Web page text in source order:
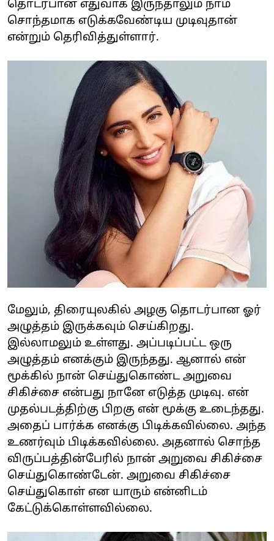
தொடர்பான எதுவாக இருந்தாலும் நாம்
சொந்தமாக எடுக்கவேண்டிய முடிவுதான்
என்றும் தெரிவித்துள்ளார்.
மேலும், திரையுலகில் அழகு தொடர்பான ஓர்
அழுத்தம் இருக்கவும் செய்கிறது.
இல்லாமலும் உள்ளது. அப்படிப்பட்ட ஒரு
அழுத்தம் எனக்கும் இருந்தது. ஆனால் என்
மூக்கில் நான் செய்துகொண்ட அறுவை
சிகிச்சை என்பது நானே எடுத்த முடிவு. என்
முதல்படத்திற்கு பிறகு என் மூக்கு உடைந்தது.
அதைப் பார்க்க எனக்கு பிடிக்கவில்லை. அந்த
உணர்வும் பிடிக்கவில்லை. அதனால் சொந்த
விருப்பத்தின்பேரில் நான் அறுவை சிகிச்சை
செய்துகொண்டேன். அறுவை சிகிச்சை
செய்துகொள் என யாரும் என்னிடம்
கேட்டுக்கொள்ளவில்லை.